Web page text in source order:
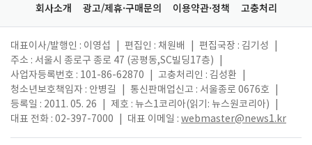
회사소개 광고/제휴·구매문의 이용약관·정책 고충처리
대표이사/발행인 : 이영섭 편집인 : 채원배 편집국장 : 김기성
주소 : 서울시 종로구 종로 47 (공평동,SC빌딩17층)
사업자등록번호 : 101-86-62870
고충처리인 : 김성환
청소년보호책임자 : 안병길
통신판매업신고 : 서울종로 0676호
등록일 : 2011. 05. 26
제호 : 뉴스1코리아(읽기: 뉴스원코리아)
대표 전화 : 02-397-7000
대표 이메일 : webmaster@news1.kr